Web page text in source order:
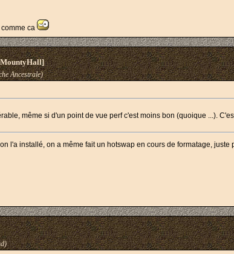
ca
Ancestrale)
même si d'un point de vue perf c'est moins bon (quoique ...).
l'a installé, on a même fait un hotswap en cours de formatage,